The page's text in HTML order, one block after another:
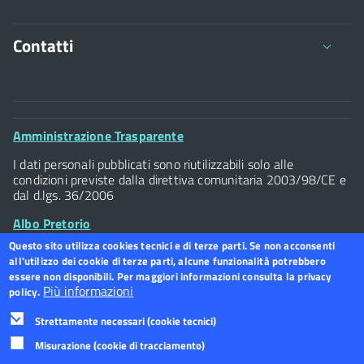
ALL. 2 Impegno a costituirsi in ATS_new
ALL. 4 Modulo Tracciabilità_new
ALL. 5 Modulo recapiti_new
ALL. 6 Patto d'Integrità_new
ALL. 7 Dichiarazione affidabilità morale_new
ALL. 8 Schema di sintesi
Provvedimento direttore n. 16 del 13.02.2024 _
aggiornamento elenchi
ALL. 5 Patto d'Integrità
Provvedimento direttore n. 5 del 21.01.2025 _
Approvazione I elenco
Provvedimento direttore n. 80 del 18.12.2024 _
Addendum
ADDENDUM_Sead
Contatti
Viale della Giovine Italia 1/1 - 50122
C.F. 94117300486 P.Iva 07437940484
Tel. 055 / 2616202
Posta Elettronica Certificata
Footer
Amministrazione Trasparente
I dati personali pubblicati sono riutilizzabili solo alle
condizioni previste dalla direttiva comunitaria 2003/98/CE e
dal d.lgs. 36/2006
Albo Pretorio
Footer
Widget
Footer
menu
Dichiarazione accessibilità
Questo sito utilizza cookies tecnici e di terze parti. Se non acconsenti
all'utilizzo dei cookie di terze parti, alcune funzionalità potrebbero
essere non disponibili. Per maggiori informazioni consulta la privacy
policy. Più informazioni
Strettamente necessari (cookie tecnici)
Misurazione (cookie di tracciamento)